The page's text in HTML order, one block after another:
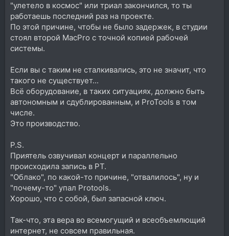
"улетело в космос" или триал закончился, то ты
работаешь последний раз на проекте.
По этой причине, чтобы не было задержек, в студии
стоял второй MacPro с точной копией рабочей
системы.
Если вы с таким не сталкивались, это не значит, что
такого не существует...
Всё оборудование, в таких ситуациях, должно быть
автономным и сдублированным, и ProTools в том
числе.
Это производство.
P.S.
Приятель озвучивал концерт и параллельно
происходила запись в PT.
"Облако", по какой-то причине, "отвалилось", ну и
"почему-то" упал Protools.
Хорошо, что с собой, был запасной ключ.
Так-что, эта вера во всемогущий и всеобъемлющий
интернет, не совсем правильная.